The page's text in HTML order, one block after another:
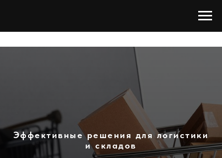
Эффективные решения для логистики
и складов